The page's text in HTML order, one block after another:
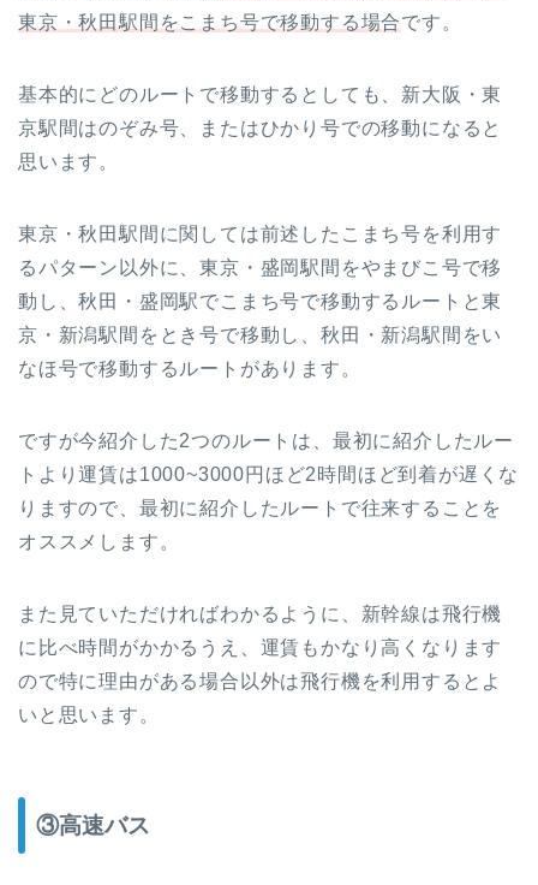
東京・秋田駅間をこまち号で移動する場合です。
基本的にどのルートで移動するとしても、新大阪・東
京駅間はのぞみ号、またはひかり号での移動になると
思います。
東京・秋田駅間に関しては前述したこまち号を利用す
るパターン以外に、東京・盛岡駅間をやまびこ号で移
動し、秋田・盛岡駅でこまち号で移動するルートと東
京・新潟駅間をとき号で移動し、秋田・新潟駅間をい
なほ号で移動するルートがあります。
ですが今紹介した2つのルートは、最初に紹介したルー
トより運賃は1000~3000円ほど2時間ほど到着が遅くな
りますので、最初に紹介したルートで往来することを
オススメします。
また見ていただければわかるように、新幹線は飛行機
に比べ時間がかかるうえ、運賃もかなり高くなります
ので特に理由がある場合以外は飛行機を利用するとよ
いと思います。
③高速バス